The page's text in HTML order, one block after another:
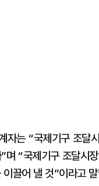
자는 “국제기구 조달
며 “국제기구 조달시
끌어 낼 것”이라고